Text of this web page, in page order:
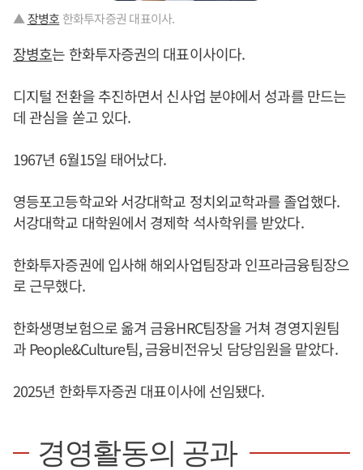
▲ 장병호 한화투자증권 대표이사.
장병호는 한화투자증권의 대표이사이다.
디지털 전환을 추진하면서 신사업 분야에서 성과를 만드는
데 관심을 쏟고 있다.
1967년 6월15일 태어났다.
영등포고등학교와 서강대학교 정치외교학과를 졸업했다.
서강대학교 대학원에서 경제학 석사학위를 받았다.
한화투자증권에 입사해 해외사업팀장과 인프라금융팀장으
로 근무했다.
한화생명보험으로 옮겨 금융HRC팀장을 거쳐 경영지원팀
과 People&Culture팀, 금융비전유닛 담당임원을 맡았다.
2025년 한화투자증권 대표이사에 선임됐다.
경영활동의 공과